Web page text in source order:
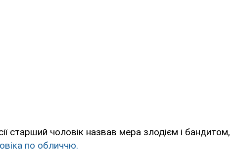
старший чоловік назвав мера злодієм і бандитом,
по обличчю.